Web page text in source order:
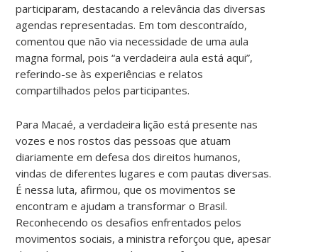
participaram, destacando a relevância das diversas
agendas representadas. Em tom descontraído,
comentou que não via necessidade de uma aula
magna formal, pois “a verdadeira aula está aqui”,
referindo-se às experiências e relatos
compartilhados pelos participantes.
Para Macaé, a verdadeira lição está presente nas
vozes e nos rostos das pessoas que atuam
diariamente em defesa dos direitos humanos,
vindas de diferentes lugares e com pautas diversas.
É nessa luta, afirmou, que os movimentos se
encontram e ajudam a transformar o Brasil.
Reconhecendo os desafios enfrentados pelos
movimentos sociais, a ministra reforçou que, apesar